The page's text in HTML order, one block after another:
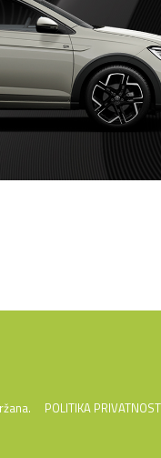
POLITIKA